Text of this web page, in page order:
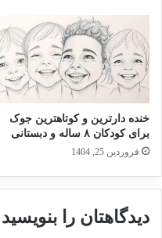
خنده دارترین و کوتاهترین جوک
برای کودکان ۸ ساله و دبستانی
فروردین 25, 1404
دیدگاهتان را بنویسید